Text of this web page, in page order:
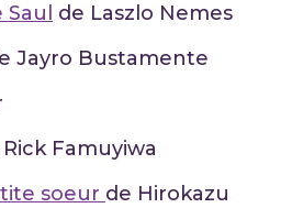
de Laszlo Nemes
Jayro Bustamente
Famuyiwa
soeur de Hirokazu